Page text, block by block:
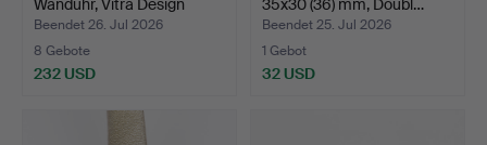
Wanduhr, Vitra Design
Museu…
Beendet 26. Jul 2026
8 Gebote
232 USD
35x30 (36) mm, Doubl…
Beendet 25. Jul 2026
1 Gebot
32 USD